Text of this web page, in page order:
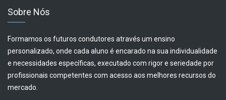
Sobre Nós
Formamos os futuros condutores através um ensino
personalizado, onde cada aluno é encarado na sua individualidade
e necessidades específicas, executado com rigor e seriedade por
profissionais competentes com acesso aos melhores recursos do
mercado.